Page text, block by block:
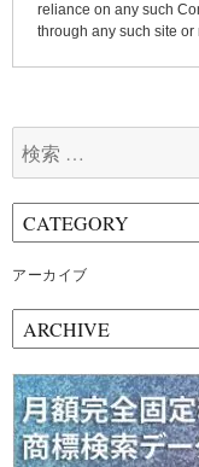
reliance on any such
through any such site or
索:
アーカイブ
ー
カ
イ
ブ